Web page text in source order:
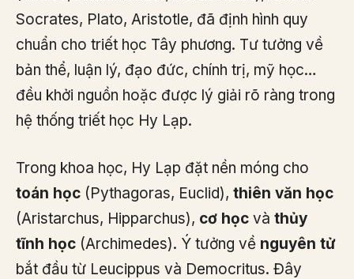
Socrates, Plato, Aristotle, đã định hình quy
chuẩn cho triết học Tây phương. Tư tưởng về
bản thể, luận lý, đạo đức, chính trị, mỹ học…
đều khởi nguồn hoặc được lý giải rõ ràng trong
hệ thống triết học Hy Lạp.
Trong khoa học, Hy Lạp đặt nền móng cho
toán học (Pythagoras, Euclid), thiên văn học
(Aristarchus, Hipparchus), cơ học và thủy
tĩnh học (Archimedes). Ý tưởng về nguyên tử
bắt đầu từ Leucippus và Democritus. Đây